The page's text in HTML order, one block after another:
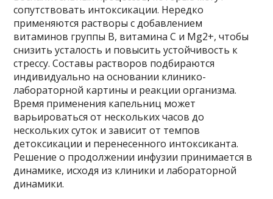
сопутствовать интоксикации. Нередко
применяются растворы с добавлением
витаминов группы B, витамина C и Mg2+, чтобы
снизить усталость и повысить устойчивость к
стрессу. Составы растворов подбираются
индивидуально на основании клинико-
лабораторной картины и реакции организма.
Время применения капельниц может
варьироваться от нескольких часов до
нескольких суток и зависит от темпов
детоксикации и перенесенного интоксиканта.
Решение о продолжении инфузии принимается в
динамике, исходя из клиники и лабораторной
динамики.